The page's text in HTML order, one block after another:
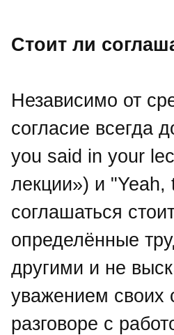
Стоит ли
Независимо от
согласие всегда
you said in your
лекции») и
соглашаться
определённые
другими и не
уважением своих
разговоре с